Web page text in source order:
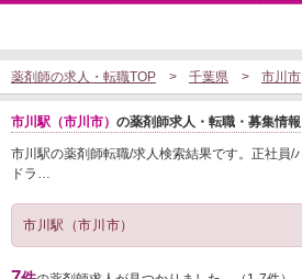
薬剤師の求人・転職TOP 千葉県 市川市
市川駅（市川市） の薬剤師求人・転職・募集情
市川駅の薬剤師転職/求人検索結果です。正社員/
ドラ …
市川駅（市川市）